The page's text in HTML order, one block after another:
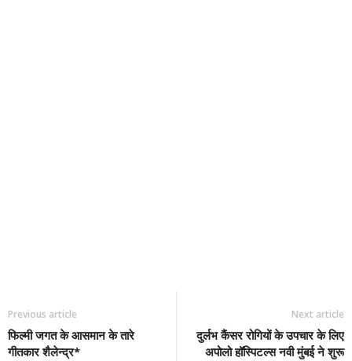
Previous article
फिल्मी जगत के आसमान के तारे
गीतकार शैलेन्द्र*
Next article
दुर्लभ कैंसर रोगियों के उपचार के लिए
अपोलो हॉस्पिटल्स नवी मुंबई ने शुरू